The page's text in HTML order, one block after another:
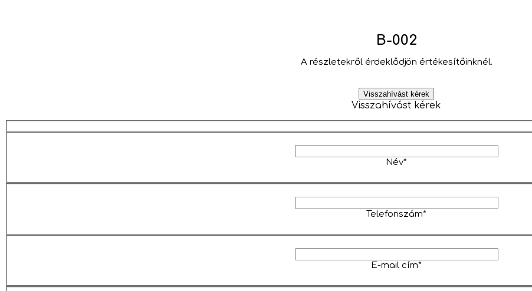
B-002
A részletekről érdeklődjön értékesítőinknél.
Visszahívást kérek
Visszahívást kérek
Név*
Telefonszám*
E-mail cím*